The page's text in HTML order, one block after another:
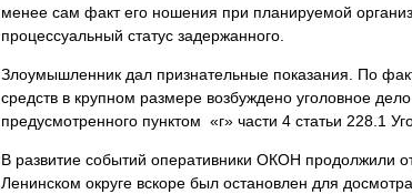
менее сам факт его ношения при планируемой
процессуальный статус задержанного.
Злоумышленник дал признательные показания. По
средств в крупном размере возбуждено уголовное
предусмотренного пунктом «г» части 4 статьи 228.1
В развитие событий оперативники ОКОН продолжили
Ленинском округе вскоре был остановлен для